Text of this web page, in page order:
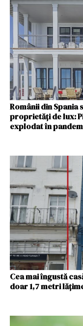
Românii din
proprietăți de lux:
explodat în
Cea mai îngustă
doar 1,7 metri